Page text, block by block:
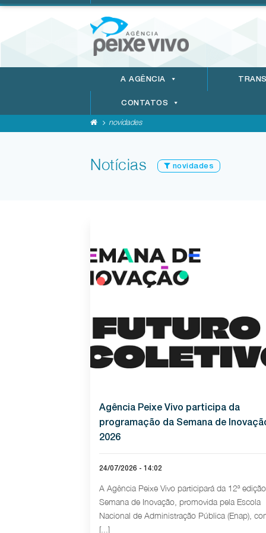
A AGÊNCIA
CONTATOS
novidades
Notícias novidades
Agência Peixe Vivo participa da
programação da Semana de
2026
24/07/2026 - 14:02
A Agência Peixe Vivo participará da 12ª
Semana de Inovação, promovida pela Escola
Nacional de Administração Pública (Enap),
[...]